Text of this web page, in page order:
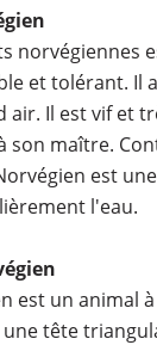
norvégiennes
et tolérant. Il
Il est vif et
son maître.
est
l'eau.
est un animal
une tête